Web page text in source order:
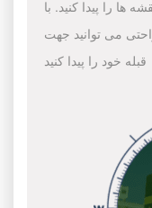
ها را پیدا کنید. با
می توانید جهت
قبله خود را پیدا کنید